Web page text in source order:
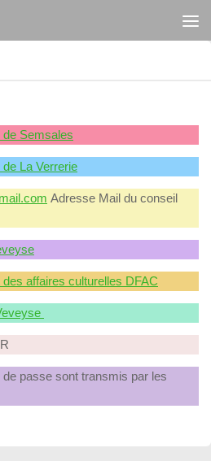
Semsales
La Verrerie
Adresse Mail du conseil
affaires culturelles DFAC
passe sont transmis par les